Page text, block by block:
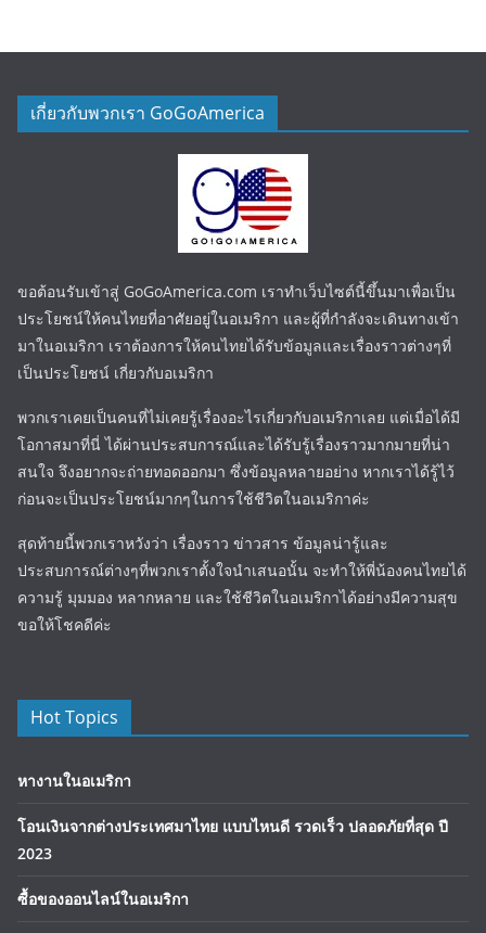
เกี่ยวกับพวกเรา GoGoAmerica
ขอต้อนรับเข้าสู่ GoGoAmerica.com เราทำเว็บไซต์นี้ขึ้นมาเพื่อเป็น
ประโยชน์ให้คนไทยที่อาศัยอยู่ในอเมริกา และผู้ที่กำลังจะเดินทางเข้า
มาในอเมริกา เราต้องการให้คนไทยได้รับข้อมูลและเรื่องราวต่างๆที่
เป็นประโยชน์ เกี่ยวกับอเมริกา
พวกเราเคยเป็นคนที่ไม่เคยรู้เรื่องอะไรเกี่ยวกับอเมริกาเลย แต่เมื่อได้มี
โอกาสมาที่นี่ ได้ผ่านประสบการณ์และได้รับรู้เรื่องราวมากมายที่น่า
สนใจ จึงอยากจะถ่ายทอดออกมา ซึ่งข้อมูลหลายอย่าง หากเราได้รู้ไว้
ก่อนจะเป็นประโยชน์มากๆในการใช้ชีวิตในอเมริกาค่ะ
สุดท้ายนี้พวกเราหวังว่า เรื่องราว ข่าวสาร ข้อมูลน่ารู้และ
ประสบการณ์ต่างๆที่พวกเราตั้งใจนำเสนอนั้น จะทำให้พี่น้องคนไทยได้
ความรู้ มุมมอง หลากหลาย และใช้ชีวิตในอเมริกาได้อย่างมีความสุข
ขอให้โชคดีค่ะ
Hot Topics
หางานในอเมริกา
โอนเงินจากต่างประเทศมาไทย แบบไหนดี รวดเร็ว ปลอดภัยที่สุด ปี
2023
ซื้อของออนไลน์ในอเมริกา